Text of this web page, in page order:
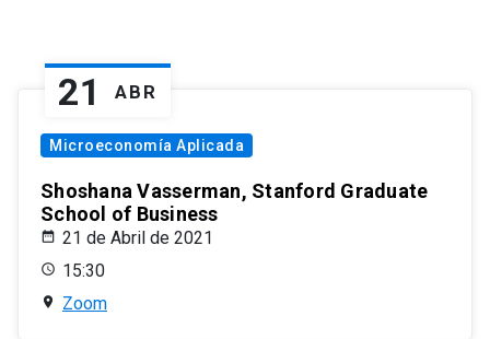
21 ABR
Microeconomía Aplicada
Shoshana Vasserman, Stanford Graduate
School of Business
21 de Abril de 2021
15:30
Zoom